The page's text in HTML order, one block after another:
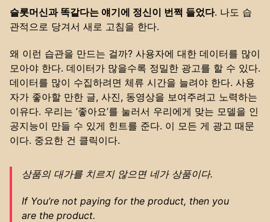
슬롯머신과 똑같다는 얘기에 정신이 번쩍 들었다. 나도 습
관적으로 당겨서 새로 고침을 한다.
왜 이런 습관을 만드는 걸까? 사용자에 대한 데이터를 많이
모아야 한다. 데이터가 많을수록 정밀한 광고를 할 수 있다.
데이터를 많이 수집하려면 체류 시간을 늘려야 한다. 사용
자가 좋아할 만한 글, 사진, 동영상을 보여주려고 노력하는
이유다. 우리는 ’좋아요’를 눌러서 우리에게 맞는 모델을 인
공지능이 만들 수 있게 힌트를 준다. 이 모든 게 광고 때문
이다. 중요한 건 클릭이다.
상품의 대가를 치르지 않으면 네가 상품이다.
If You’re not paying for the product, then you
are the product.